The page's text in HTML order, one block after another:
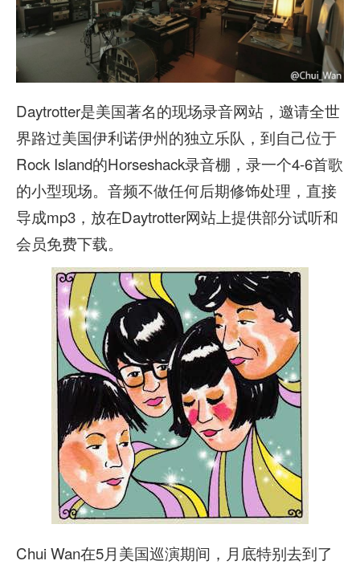
Daytrotter是美国著名的现场录音网站，邀请全世
界路过美国伊利诺伊州的独立乐队，到自己位于
Rock Island的Horseshack录音棚，录一个4-6首歌
的小型现场。音频不做任何后期修饰处理，直接
导成mp3，放在Daytrotter网站上提供部分试听和
会员免费下载。
Chui Wan在5月美国巡演期间，月底特别去到了